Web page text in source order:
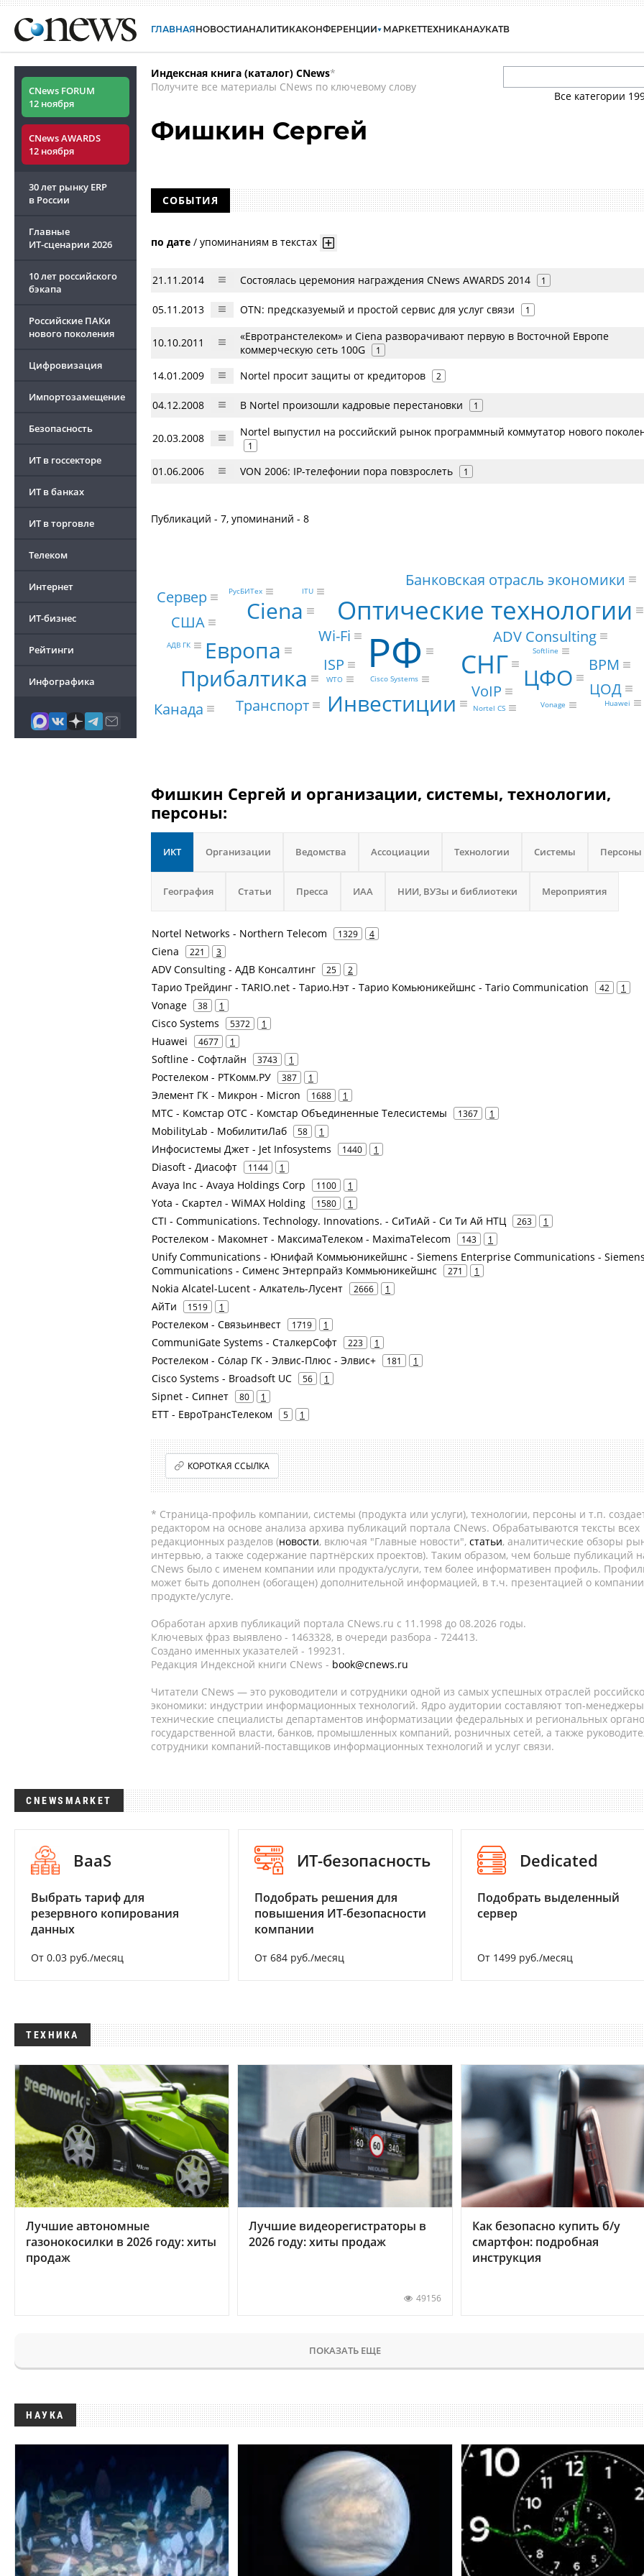
ГЛАВНАЯНОВОСТИАНАЛИТИКАКОНФЕРЕНЦИИ МАРКЕТТЕХНИКАНАУКАТВ
CNews FORUM
12 ноября
CNews AWARDS
12 ноября
30 лет рынку ERP
в России
Главные
ИТ-сценарии 2026
10 лет российского
бэкапа
Российские ПАКи
нового поколения
Цифровизация
Импортозамещение
Безопасность
ИТ в госсекторе
ИТ в банках
ИТ в торговле
Телеком
Интернет
ИТ-бизнес
Рейтинги
Инфографика
Индексная книга (каталог) CNews*
Получите все материалы CNews по ключевому слову
Все категории
Фишкин Сергей
СОБЫТИЯ
по дате / упоминаниям в текстах
21.11.2014 Состоялась церемония награждения CNews AWARDS 2014 1
05.11.2013 OTN: предсказуемый и простой сервис для услуг связи 1
10.10.2011
«Eвротранстелеком» и Ciena разворачивают первую в Восточной Европе
коммерческую сеть 100G
1
14.01.2009 Nortel просит защиты от кредиторов 2
04.12.2008 В Nortel произошли кадровые перестановки 1
20.03.2008 Nortel выпустил на российский рынок программный коммутатор нового
1
01.06.2006 VON 2006: IP-телефонии пора повзрослеть 1
Публикаций - 7, упоминаний - 8
РФ
Оптические технологии
СНГ
Ciena
Европа
ЦФО
Прибалтика
Инвестиции
ADV Consulting
Wi-Fi
ЦОД
ISP
BPM
VoIP
Сервер
США
Канада
Банковская отрасль экономики
Транспорт Vonage
Cisco Systems
Huawei
Softline
АДВ ГК
ITU
WTO
Nortel CS
РусБИТех
Фишкин Сергей и организации, системы, технологии,
персоны:
ИКТ Организации Ведомства Ассоциации Технологии Системы Персоны
География Статьи Пресса ИАА НИИ, ВУЗы и библиотеки Мероприятия
Nortel Networks - Northern Telecom 1329 4
Ciena 221 3
ADV Consulting - АДВ Консалтинг 25 2
Тарио Трейдинг - TARIO.net - Тарио.Нэт - Тарио Комьюникейшнс - Tario Communication 42 1
Vonage 38 1
Cisco Systems 5372 1
Huawei 4677 1
Softline - Софтлайн 3743 1
Ростелеком - РТКомм.РУ 387 1
Элемент ГК - Микрон - Micron 1688 1
МТС - Комстар ОТС - Комстар Объединенные Телесистемы 1367 1
MobilityLab - МобилитиЛаб 58 1
Инфосистемы Джет - Jet Infosystems 1440 1
Diasoft - Диасофт 1144 1
Avaya Inc - Avaya Holdings Corp 1100 1
Yota - Скартел - WiMAX Holding 1580 1
CTI - Communications. Technology. Innovations. - СиТиАй - Си Ти Ай НТЦ 263 1
Ростелеком - Макомнет - МаксимаТелеком - MaximaTelecom 143 1
Unify Communications - Юнифай Коммьюникейшнс - Siemens Enterprise Communications -
Communications - Сименс Энтерпрайз Коммьюникейшнс
271 1
Nokia Alcatel-Lucent - Алкатель-Лусент 2666 1
АйТи 1519 1
Ростелеком - Связьинвест 1719 1
CommuniGate Systems - СталкерСофт 223 1
Ростелеком - Сόлар ГК - Элвис-Плюс - Элвис+ 181 1
Cisco Systems - Broadsoft UC 56 1
Sipnet - Сипнет 80 1
ETT - ЕвроТрансТелеком 5 1
КОРОТКАЯ ССЫЛКА
* Страница-профиль компании, системы (продукта или услуги), технологии, персоны и т.п.
редактором на основе анализа архива публикаций портала CNews. Обрабатываются тексты всех
редакционных разделов (новости, включая "Главные новости", статьи, аналитические обзоры
интервью, а также содержание партнёрских проектов). Таким образом, чем больше публикаций
CNews было с именем компании или продукта/услуги, тем более информативен профиль.
может быть дополнен (обогащен) дополнительной информацией, в т.ч. презентацией о
продукте/услуге.
Обработан архив публикаций портала CNews.ru c 11.1998 до 08.2026 годы.
Ключевых фраз выявлено - 1463328, в очереди разбора - 724413.
Создано именных указателей - 199231.
Редакция Индексной книги CNews - book@cnews.ru
Читатели CNews — это руководители и сотрудники одной из самых успешных отраслей
экономики: индустрии информационных технологий. Ядро аудитории составляют топ-
технические специалисты департаментов информатизации федеральных и региональных
государственной власти, банков, промышленных компаний, розничных сетей, а также
сотрудники компаний-поставщиков информационных технологий и услуг связи.
CNEWSMARKET
BaaS
Выбрать тариф для
резервного копирования
данных
От 0.03 руб./месяц
ИТ-безопасность
Подобрать решения для
повышения ИТ-безопасности
компании
От 684 руб./месяц
Dedicated
Подобрать выделенный
сервер
От 1499 руб./месяц
ТЕХНИКА
Лучшие автономные
газонокосилки в 2026 году: хиты
продаж
Лучшие видеорегистраторы в
2026 году: хиты продаж
49156
Как безопасно купить б/у
смартфон: подробная
инструкция
ПОКАЗАТЬ ЕЩЕ
НАУКА